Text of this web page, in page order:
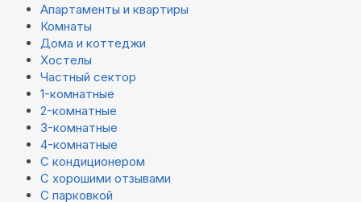
Апартаменты и квартиры
Комнаты
Дома и коттеджи
Хостелы
Частный сектор
1-комнатные
2-комнатные
3-комнатные
4-комнатные
С кондиционером
С хорошими отзывами
С парковкой